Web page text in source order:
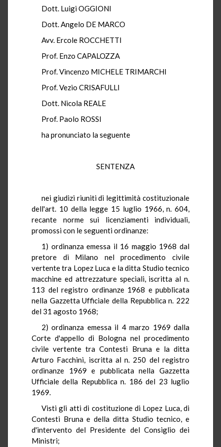
Dott. Luigi OGGIONI
Dott. Angelo DE MARCO
Avv. Ercole ROCCHETTI
Prof. Enzo CAPALOZZA
Prof. Vincenzo MICHELE TRIMARCHI
Prof. Vezio CRISAFULLI
Dott. Nicola REALE
Prof. Paolo ROSSI
ha pronunciato la seguente
SENTENZA
nei giudizi riuniti di legittimità costituzionale
dell'art. 10 della legge 15 luglio 1966, n. 604,
recante norme sui licenziamenti individuali,
promossi con le seguenti ordinanze:
1) ordinanza emessa il 16 maggio 1968 dal
pretore di Milano nel procedimento civile
vertente tra Lopez Luca e la ditta Studio tecnico
macchine ed attrezzature speciali, iscritta al n.
113 del registro ordinanze 1968 e pubblicata
nella Gazzetta Ufficiale della Repubblica n. 222
del 31 agosto 1968;
2) ordinanza emessa il 4 marzo 1969 dalla
Corte d'appello di Bologna nel procedimento
civile vertente tra Contesti Bruna e la ditta
Arturo Facchini, iscritta al n. 250 del registro
ordinanze 1969 e pubblicata nella Gazzetta
Ufficiale della Repubblica n. 186 del 23 luglio
1969.
Visti gli atti di costituzione di Lopez Luca, di
Contesti Bruna e della ditta Studio tecnico, e
d'intervento del Presidente del Consiglio dei
Ministri;